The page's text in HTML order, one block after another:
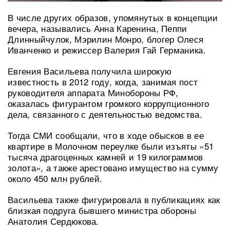
В числе других образов, упомянутых в концепции
вечера, назывались Анна Каренина, Пеппи
Длинныйчулок, Мэрилин Монро, блогер Олеся
Иванченко и режиссер Валерия Гай Германика.
Евгения Васильева получила широкую
известность в 2012 году, когда, занимая пост
руководителя аппарата Минобороны РФ,
оказалась фигурантом громкого коррупционного
дела, связанного с деятельностью ведомства.
Тогда СМИ сообщали, что в ходе обысков в ее
квартире в Молочном переулке были изъяты «51
тысяча драгоценных камней и 19 килограммов
золота», а также арестовано имущество на сумму
около 450 млн рублей.
Васильева также фигурировала в публикациях как
близкая подруга бывшего министра обороны
Анатолия Сердюкова.